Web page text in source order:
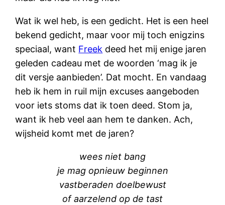
Wat ik wel heb, is een gedicht. Het is een heel
bekend gedicht, maar voor mij toch enigzins
speciaal, want Freek deed het mij enige jaren
geleden cadeau met de woorden ‘mag ik je
dit versje aanbieden’. Dat mocht. En vandaag
heb ik hem in ruil mijn excuses aangeboden
voor iets stoms dat ik toen deed. Stom ja,
want ik heb veel aan hem te danken. Ach,
wijsheid komt met de jaren?
wees niet bang
je mag opnieuw beginnen
vastberaden doelbewust
of aarzelend op de tast